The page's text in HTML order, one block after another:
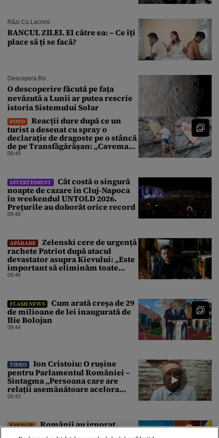
Râzi Cu Lacrimi
BANCUL ZILEI. El către ea: – Ce îți
place să ți se facă?
Descopera.ro
O descoperire făcută pe fața
nevăzută a Lunii ar putea rescrie
istoria Sistemului Solar
FOTO
Reacții dure după ce un
turist a desenat cu spray o
declarație de dragoste pe o stâncă
de pe Transfăgărășan: „Caveman.
Nu înțeleg nimic oamenii ăștia”
09:49
DIVERTISMENT
Cât costă o singură
noapte de cazare în Cluj-Napoca
în weekendul UNTOLD 2026.
Prețurile au doborât orice record
09:48
APĂRARE
Zelenski cere de urgență
rachete Patriot după atacul
devastator asupra Kievului: „Este
important să eliminăm toate
birocrațiile”
09:46
FLASH NEWS
Cum arată creșa de 29
de milioane de lei inaugurată de
Ilie Bolojan
09:44
VIDEO
Ion Cristoiu: O rușine
pentru Parlamentul României –
Sintagma „Persoana care are
relații asemănătoare acelora
dintre soți” din Legea ANI
09:43
ENERGIE
Românii au ignorat